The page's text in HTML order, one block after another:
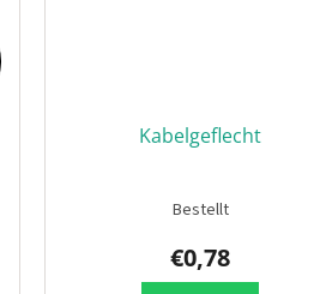
Kabelgeflecht
Bestellt
€0,78